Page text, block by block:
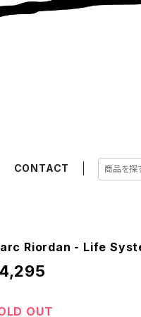
CONTACT
Riordan - Life
OUT